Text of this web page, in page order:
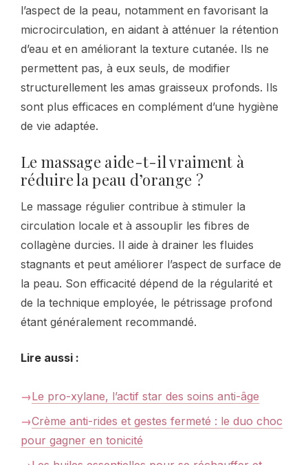
l’aspect de la peau, notamment en favorisant la
microcirculation, en aidant à atténuer la rétention
d’eau et en améliorant la texture cutanée. Ils ne
permettent pas, à eux seuls, de modifier
structurellement les amas graisseux profonds. Ils
sont plus efficaces en complément d’une hygiène
de vie adaptée.
Le massage aide-t-il vraiment à
réduire la peau d’orange ?
Le massage régulier contribue à stimuler la
circulation locale et à assouplir les fibres de
collagène durcies. Il aide à drainer les fluides
stagnants et peut améliorer l’aspect de surface de
la peau. Son efficacité dépend de la régularité et
de la technique employée, le pétrissage profond
étant généralement recommandé.
Lire aussi :
Le pro-xylane, l’actif star des soins anti-âge
Crème anti-rides et gestes fermeté : le duo choc
pour gagner en tonicité